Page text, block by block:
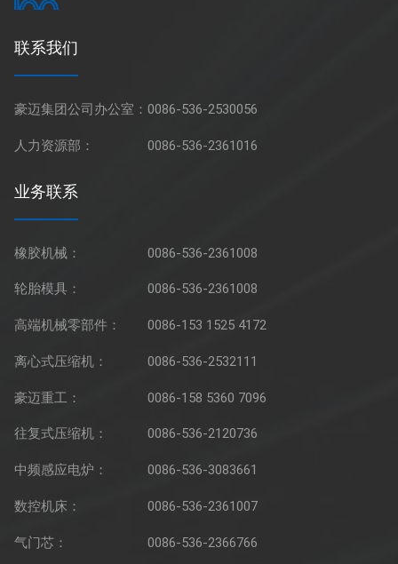
联系我们
豪迈集团公司办公室：0086-536-2530056
人力资源部： 0086-536-2361016
业务联系
橡胶机械： 0086-536-2361008
轮胎模具： 0086-536-2361008
高端机械零部件： 0086-153 1525 4172
离心式压缩机： 0086-536-2532111
豪迈重工： 0086-158 5360 7096
往复式压缩机： 0086-536-2120736
中频感应电炉： 0086-536-3083661
数控机床： 0086-536-2361007
气门芯： 0086-536-2366766